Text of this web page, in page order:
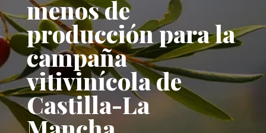
menos de
producción para la
campaña
vitivinícola de
Castilla-La